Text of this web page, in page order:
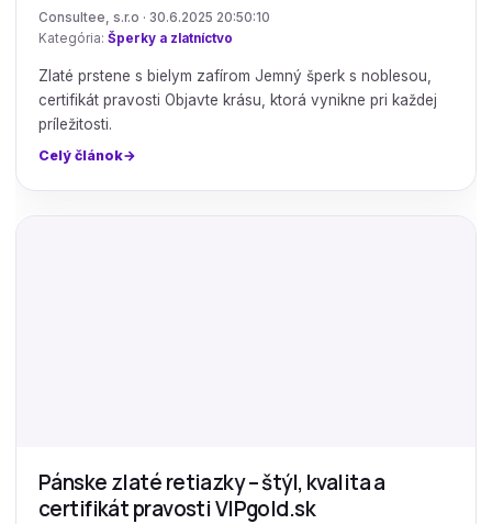
Consultee, s.r.o · 30.6.2025 20:50:10
Kategória: Šperky a zlatníctvo
Zlaté prstene s bielym zafírom Jemný šperk s noblesou,
certifikát pravosti Objavte krásu, ktorá vynikne pri každej
príležitosti.
Celý článok
Pánske zlaté retiazky – štýl, kvalita a
certifikát pravosti VIPgold.sk